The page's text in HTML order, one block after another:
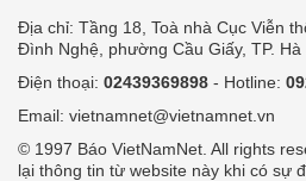
Địa chỉ: Tầng 18, Toà nhà Cục Viễn
Đình Nghệ, phường Cầu Giấy, TP. Hà
Điện thoại: 02439369898 - Hotline:
Email: vietnamnet@vietnamnet.vn
© 1997 Báo VietNamNet. All rights
lại thông tin từ website này khi có sự